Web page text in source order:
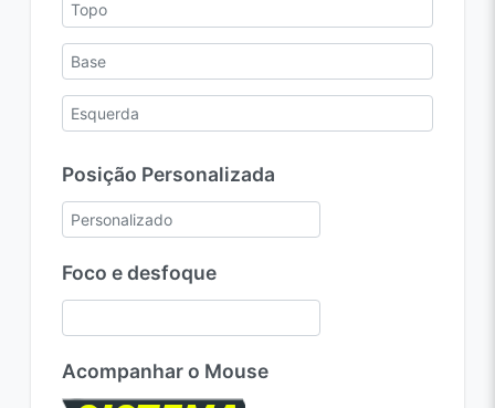
Posição Personalizada
Foco e desfoque
Acompanhar o Mouse